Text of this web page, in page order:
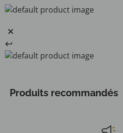
Produits recommandés